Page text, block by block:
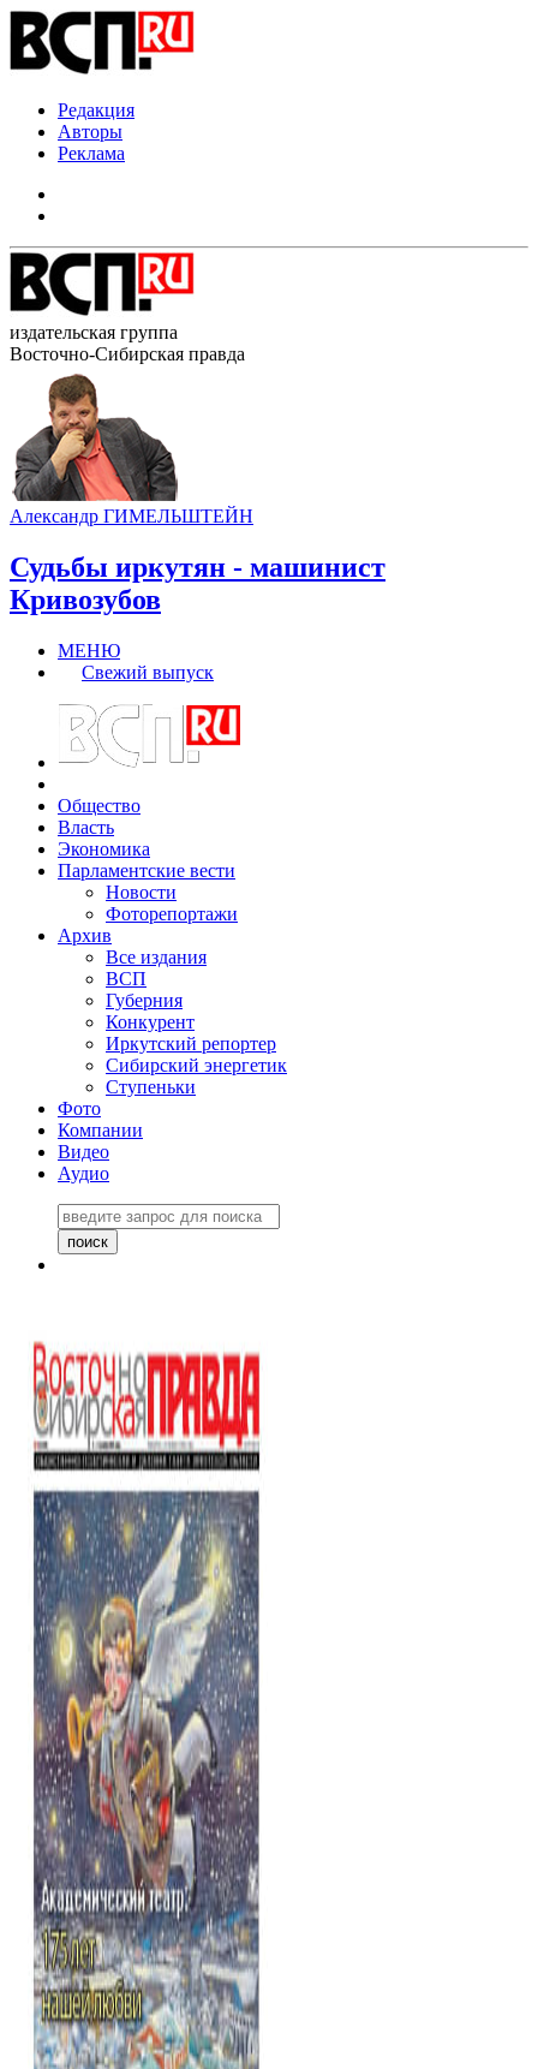
Редакция
Авторы
Реклама
издательская группа
Восточно-Сибирская правда
Александр ГИМЕЛЬШТЕЙН
Судьбы иркутян - машинист
Кривозубов
МЕНЮ
Свежий выпуск
Общество
Власть
Экономика
Парламентские вести
Новости
Фоторепортажи
Архив
Все издания
ВСП
Губерния
Конкурент
Иркутский репортер
Сибирский энергетик
Ступеньки
Фото
Компании
Видео
Аудио